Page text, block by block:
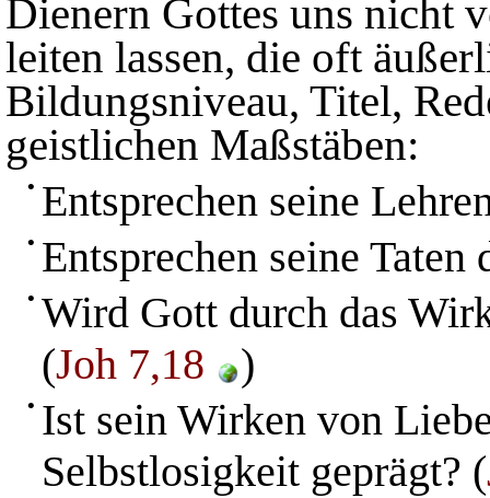
Dienern Gottes uns nicht
leiten lassen, die oft
Bildungsniveau, Titel,
geistlichen Maßstäben:
• Entsprechen seine
• Entsprechen seine Taten
• Wird Gott durch das
(Joh 7,18 )
• Ist sein Wirken von
Selbstlosigkeit geprägt? (